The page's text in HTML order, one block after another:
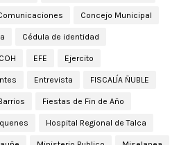
Concejo Municipal
Cédula de identidad
EFE Ejercito
Entrevista FISCALÍA ÑUBLE
Fiestas de Fin de Año
Hospital Regional de Talca